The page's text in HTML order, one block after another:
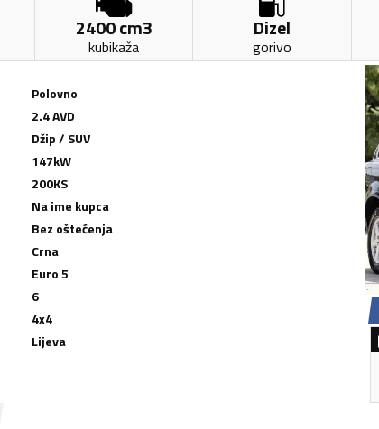
2400cm3
kubikaža
Dizel
gorivo
Polovno
2.4 AVD
Džip / SUV
147kW
200KS
Na ime kupca
Bez oštećenja
Crna
Euro 5
6
4x4
Lijeva